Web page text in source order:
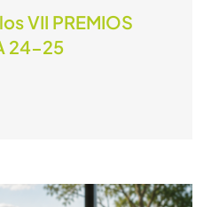
VII PREMIOS
24-25